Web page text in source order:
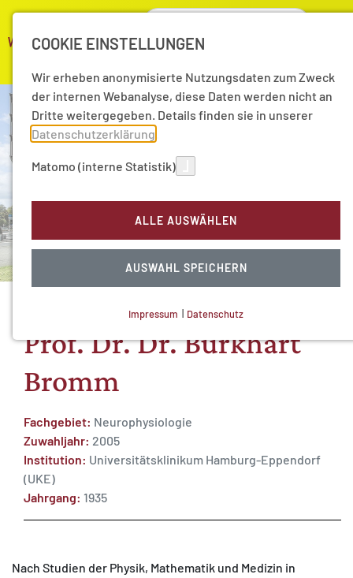
Prof. Dr. Dr. Burkhart
Bromm
Fachgebiet: Neurophysiologie
Zuwahljahr: 2005
Institution: Universitätsklinikum Hamburg-Eppendorf
(UKE)
Jahrgang: 1935
Nach Studien der Physik, Mathematik und Medizin in
COOKIE EINSTELLUNGEN
Wir erheben anonymisierte Nutzungsdaten zum Zweck
der internen Webanalyse, diese Daten werden nicht an
Dritte weitergegeben. Details finden sie in unserer
Datenschutzerklärung
Matomo (interne Statistik)
ALLE AUSWÄHLEN
AUSWAHL SPEICHERN
Technisch notwendig.
MATOMO (INTERNE STATISTIK)
Statistik Cookies erfassen Informationen anonym.
Diese Informationen helfen uns zu verstehen, wie
unsere Besucher unsere Website nutzen.
Impressum | Datenschutz